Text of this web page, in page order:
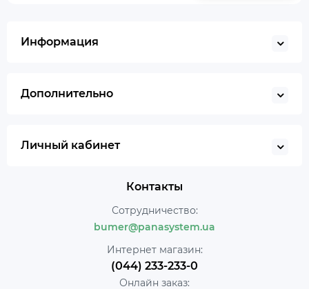
Информация
Дополнительно
Личный кабинет
Контакты
Сотрудничество:
bumer@panasystem.ua
Интернет магазин:
(044) 233-233-0
Онлайн заказ: